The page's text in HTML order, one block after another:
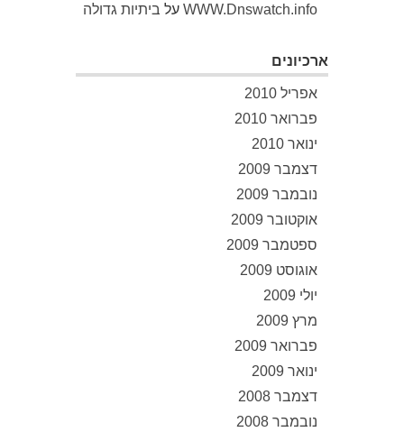
WWW.Dnswatch.info על ביתיות גדולה
ארכיונים
אפריל 2010
פברואר 2010
ינואר 2010
דצמבר 2009
נובמבר 2009
אוקטובר 2009
ספטמבר 2009
אוגוסט 2009
יולי 2009
מרץ 2009
פברואר 2009
ינואר 2009
דצמבר 2008
נובמבר 2008